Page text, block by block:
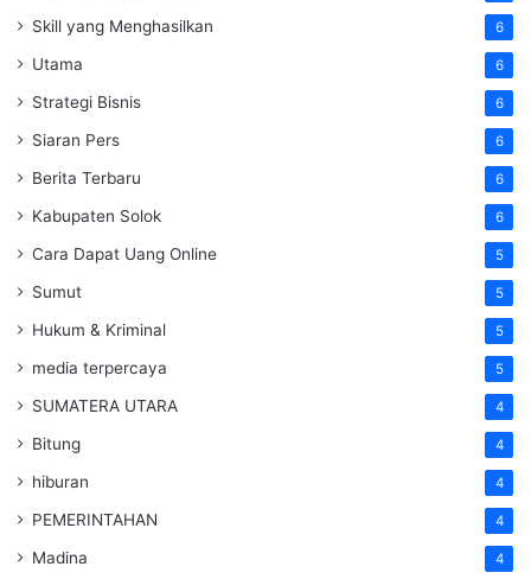
Skill yang Menghasilkan 6
Utama 6
Strategi Bisnis 6
Siaran Pers 6
Berita Terbaru 6
Kabupaten Solok 6
Cara Dapat Uang Online 5
Sumut 5
Hukum & Kriminal 5
media terpercaya 5
SUMATERA UTARA 4
Bitung 4
hiburan 4
PEMERINTAHAN 4
Madina 4